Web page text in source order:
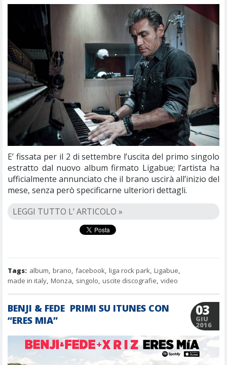
E’ fissata per il 2 di settembre l’uscita del primo singolo
estratto dal nuovo album firmato Ligabue; l’artista ha
ufficialmente annunciato che il brano uscirà all’inizio del
mese, senza però specificarne ulteriori dettagli.
LEGGI TUTTO L’ ARTICOLO »
Tags: album, brano, facebook, liga rock park, Ligabue,
made in italy, Monza, singolo, uscite discografie, video
BENJI & FEDE PRIMI SU ITUNES CON
“ERES MIA”
03
GIU
2016